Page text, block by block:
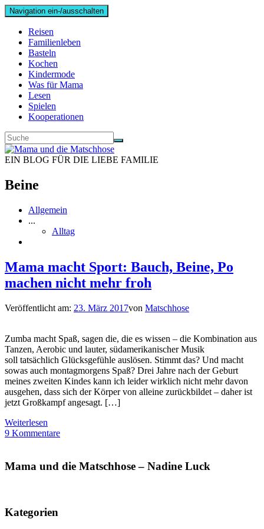
Navigation ein-/ausschalten
Reisen
Familienleben
Basteln
Kochen
Kindermode
Was für Mama
Lesen
Spielen
Kooperationen
EIN BLOG FÜR DIE LIEBE FAMILIE
Beine
Allgemein
...
Alltag
Mama macht Sport: Bauch, Beine, Po
machen nicht mehr froh
Veröffentlicht am: 23. März 2017von Matschhose
Zumba macht Spaß, sagen die, die es wissen – die Kombination aus
Tanzen, Aerobic und lauter, südamerikanischer Musik
soll tatsächlich Glücksgefühle auslösen. Stimmt das? Und macht
sowas auch montagmorgens Spaß? Drei Jahre nach der Geburt
meines zweiten Kindes kann ich leider wirklich nicht mehr davon
ausgehen, dass sich der Körper von alleine zurückbildet – daher ist
jetzt Großkampf angesagt. […]
Weiterlesen
9 Kommentare
Mama und die Matschhose – Nadine Luck
Kategorien